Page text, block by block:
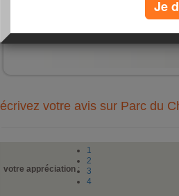
ajouté
écrivez votre avis sur Parc du
votre appréciation:
1
2
3
4
Je